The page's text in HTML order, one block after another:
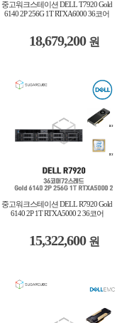
중고워크스테이션 DELL T7920 Gold
6140 2P 256G 1T RTXA6000 36코어
18,679,200 원
중고워크스테이션 DELL R7920 Gold
6140 2P 1T RTXA5000 2 36코어
15,322,600 원